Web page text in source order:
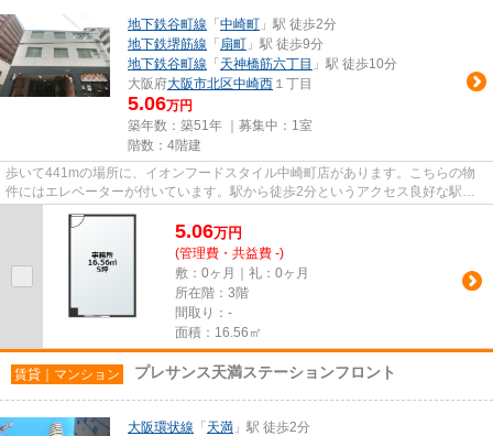
地下鉄谷町線 「 中崎町 」駅 徒歩2分
地下鉄堺筋線 「 扇町 」駅 徒歩9分
地下鉄谷町線 「 天神橋筋六丁目 」駅 徒歩10分
大阪府大阪市北区中崎西 １丁目
5.06万円
築年数：築51年 ｜募集中： 1室
階数：4階建
歩いて441mの場所に、イオンフードスタイル中崎町店があります。こちらの物
件にはエレベーターが付いています。駅から徒歩2分というアクセス良好な駅近
物件はいかがですか。
5.06万円
(管理費・共益費 -)
敷：0ヶ月｜礼：0ヶ月
所在階：3階
間取り：-
面積：16.56㎡
賃貸｜マンション プレサンス天満ステーションフロント
大阪環状線 「 天満 」駅 徒歩2分